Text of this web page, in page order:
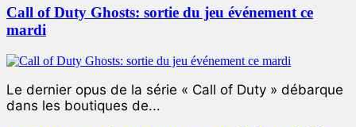
Call of Duty Ghosts: sortie du jeu événement ce
mardi
Le dernier opus de la série « Call of Duty » débarque
dans les boutiques de...